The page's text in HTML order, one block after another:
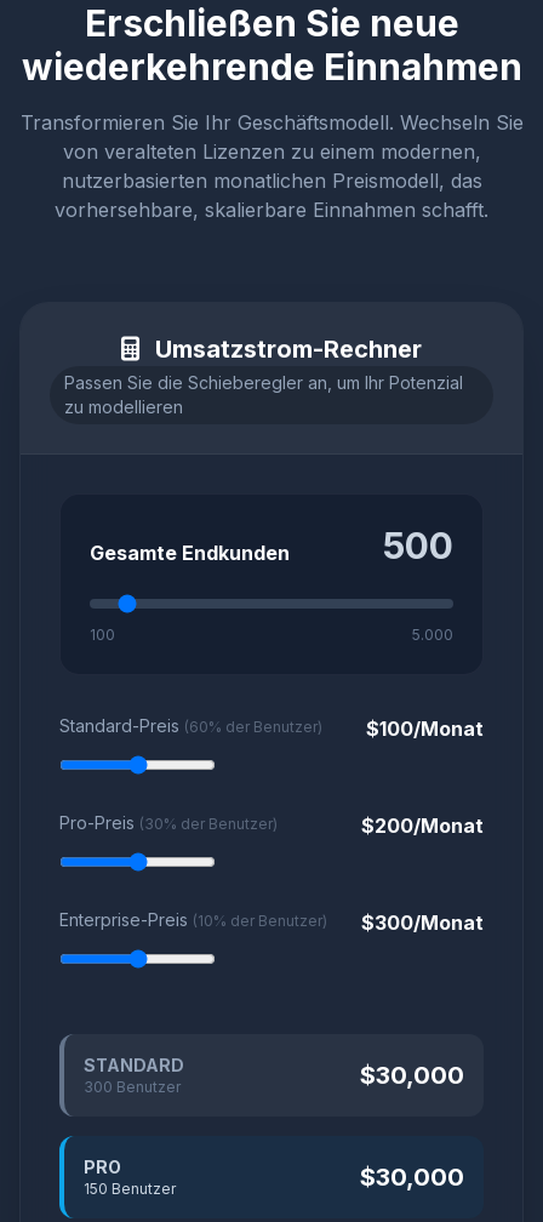
Erschließen Sie neue
wiederkehrende Einnahmen
Transformieren Sie Ihr Geschäftsmodell. Wechseln Sie
von veralteten Lizenzen zu einem modernen,
nutzerbasierten monatlichen Preismodell, das
vorhersehbare, skalierbare Einnahmen schafft.
Umsatzstrom-Rechner
Passen Sie die Schieberegler an, um Ihr Potenzial
zu modellieren
Gesamte Endkunden 500
100 5.000
Standard-Preis (60% der Benutzer) $100/Monat
Pro-Preis (30% der Benutzer) $200/Monat
Enterprise-Preis (10% der Benutzer) $300/Monat
STANDARD
300 Benutzer $30,000
PRO
150 Benutzer $30,000